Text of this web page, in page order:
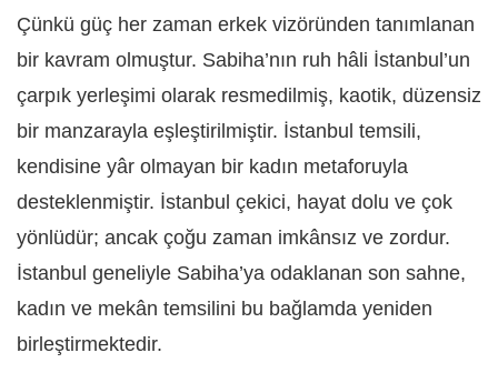
Çünkü güç her zaman erkek vizöründen tanımlanan
bir kavram olmuştur. Sabiha’nın ruh hâli İstanbul’un
çarpık yerleşimi olarak resmedilmiş, kaotik, düzensiz
bir manzarayla eşleştirilmiştir. İstanbul temsili,
kendisine yâr olmayan bir kadın metaforuyla
desteklenmiştir. İstanbul çekici, hayat dolu ve çok
yönlüdür; ancak çoğu zaman imkânsız ve zordur.
İstanbul geneliyle Sabiha’ya odaklanan son sahne,
kadın ve mekân temsilini bu bağlamda yeniden
birleştirmektedir.